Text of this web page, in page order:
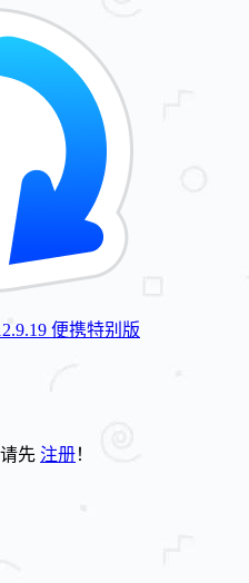
便携特别版
先 注册！